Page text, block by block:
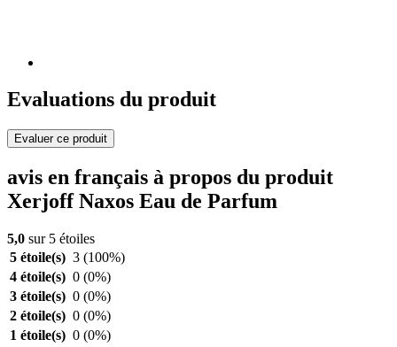
Evaluations du produit
Evaluer ce produit
avis en français à propos du produit
Xerjoff Naxos Eau de Parfum
5,0 sur 5 étoiles
5 étoile(s) 3 (100%)
4 étoile(s) 0 (0%)
3 étoile(s) 0 (0%)
2 étoile(s) 0 (0%)
1 étoile(s) 0 (0%)